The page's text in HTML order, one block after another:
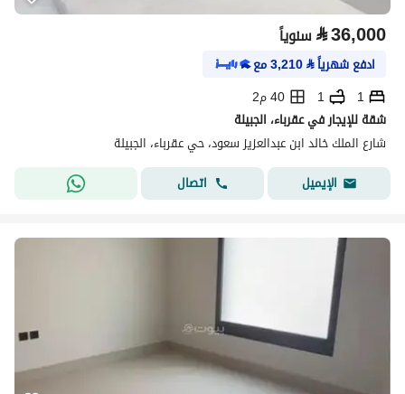
⃁36,000 سنوياً
ادفع شهرياً⃁
3,210مع
1
1
40 م2
شقة للإيجار في عقرباء، الجبيلة
شارع الملك خالد ابن عبدالعزيز سعود، حي عقرباء، الجبيلة
الإيميل
اتصال